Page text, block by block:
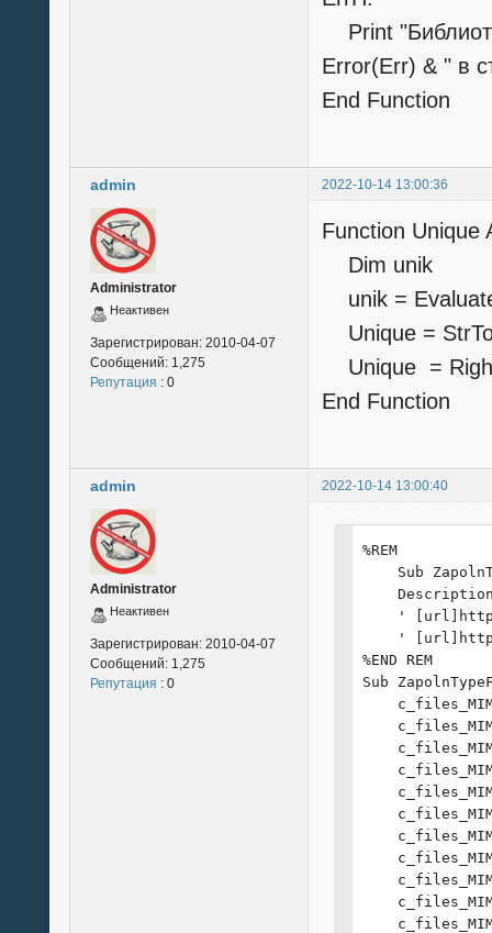
Print
Error(Err) & " в
End Function
admin 2022-10-14 13:00:36
Administrator
Неактивен
Зарегистрирован: 2010-04-07
Сообщений: 1,275
Репутация : 0
Function Unique
Dim unik
unik =
Unique =
Unique =
End Function
admin 2022-10-14 13:00:40
Administrator
Неактивен
Зарегистрирован: 2010-04-07
Сообщений: 1,275
Репутация : 0
%REM
Sub
'
'
%END REM
Sub